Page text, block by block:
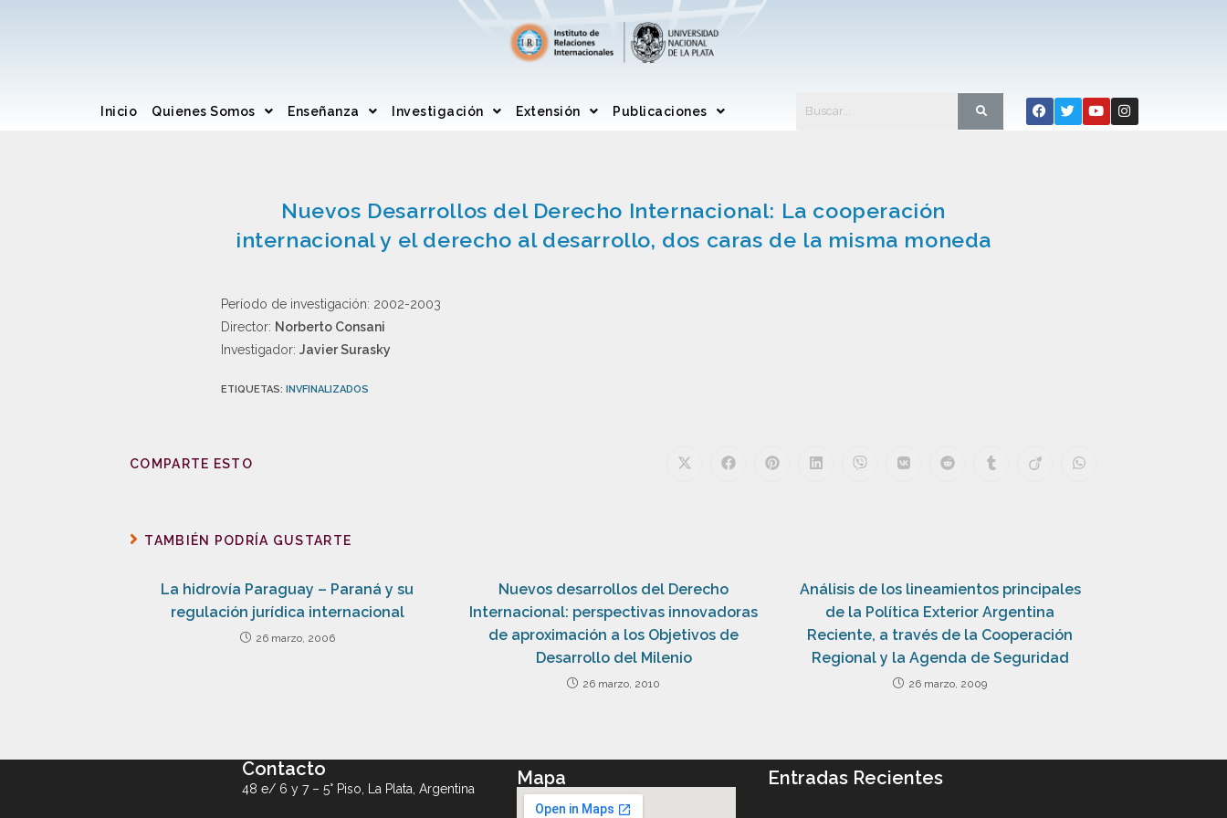
Inicio Quienes Somos Enseñanza Investigación Extensión Publicaciones
Nuevos Desarrollos del Derecho Internacional: La cooperación
internacional y el derecho al desarrollo, dos caras de la misma moneda
Período de investigación: 2002-2003
Director: Norberto Consani
Investigador: Javier Surasky
ETIQUETAS: INVFINALIZADOS
COMPARTE ESTO
TAMBIÉN PODRÍA GUSTARTE
La hidrovía Paraguay – Paraná y su
regulación jurídica internacional
26 marzo, 2006
Nuevos desarrollos del Derecho
Internacional: perspectivas innovadoras
de aproximación a los Objetivos de
Desarrollo del Milenio
26 marzo, 2010
Análisis de los lineamientos principales
de la Política Exterior Argentina
Reciente, a través de la Cooperación
Regional y la Agenda de Seguridad
26 marzo, 2009
Contacto
48 e/ 6 y 7 – 5° Piso, La Plata, Argentina Mapa Entradas Recientes